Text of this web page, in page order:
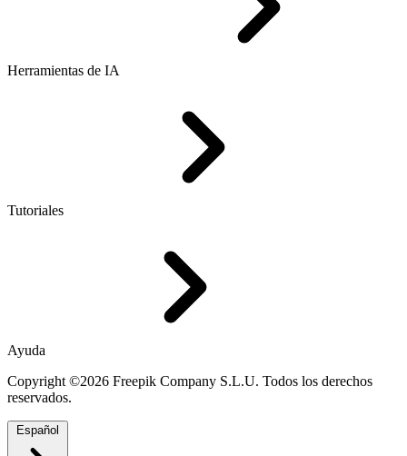
Herramientas de IA
Tutoriales
Ayuda
Copyright ©2026 Freepik Company S.L.U. Todos los derechos
reservados.
Español